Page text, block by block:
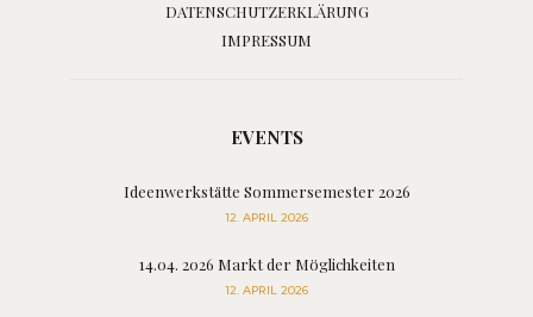
DATENSCHUTZERKLÄRUNG
IMPRESSUM
EVENTS
Ideenwerkstätte Sommersemester 2026
12. APRIL 2026
14.04. 2026 Markt der Möglichkeiten
12. APRIL 2026